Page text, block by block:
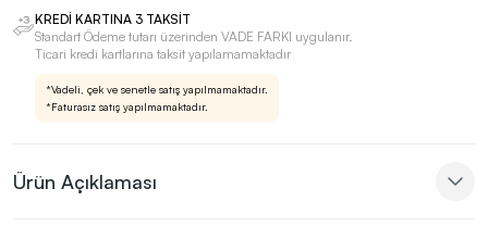
Ürün Açıklaması
KREDİ KARTINA 3 TAKSİT
Standart Ödeme tutarı üzerinden VADE FARKI uygulanır.
Ticari kredi kartlarına taksit yapılamamaktadır
*Vadeli, çek ve senetle satış yapılmamaktadır.
*Faturasız satış yapılmamaktadır.